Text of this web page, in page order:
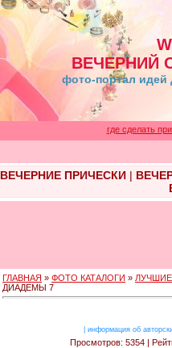
ВЕЧЕРНИЙ
фото-портал идей
где сделать
ВЕЧЕРНИЕ ПРИЧЕСКИ|
ГЛАВНАЯ » ФОТО КАТАЛОГИ »
ДИАДЕМЫ 7
информация об
Просмотров: 5354 |